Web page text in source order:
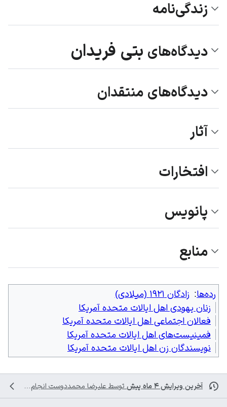
زندگی‌نامه
دیدگاه‌های بتی فریدان
دیدگاه‌های منتقدان
آثار
افتخارات
پانویس
منابع
رده‌ها: زادگان ۱۹۲۱ (میلادی)
زنان یهودی اهل ایالات متحده آمریکا
فعالان اجتماعی اهل ایالات متحده آمریکا
فمینیست‌های اهل ایالات متحده آمریکا
نویسندگان زن اهل ایالات متحده آمریکا
آخرین ویرایش ۴ ماه پیش توسط علیرضا محمددوست انجام شده است